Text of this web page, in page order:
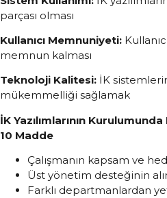
parçası olması
Kullanıcı Memnuniyeti:
memnun kalması
Teknoloji Kalitesi: İK
mükemmelliği sağlamak
İK Yazılımlarının
10 Madde
Çalışmanın kapsam ve
Üst yönetim desteğinin
Farklı departmanlardan